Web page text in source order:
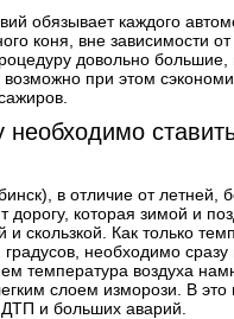
обязывает каждого
коня, вне зависимости
довольно большие,
возможно при этом
необходимо
в отличие от летней,
дорогу, которая зимой и
и скользкой. Как только
градусов, необходимо
температура воздуха
слоем изморози. В
и больших аварий.